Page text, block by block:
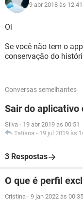
9 abr 2018 às 12:41
Oi
Se você não tem o
conservação do
Conversas semelhantes
Sair do aplicativo
Silva - 19 abr 2019 às 00:51
Tatiana - 19 jul 2019 às
3 Respostas
O que é perfil
Cristina - 9 jan 2022 às 00:35